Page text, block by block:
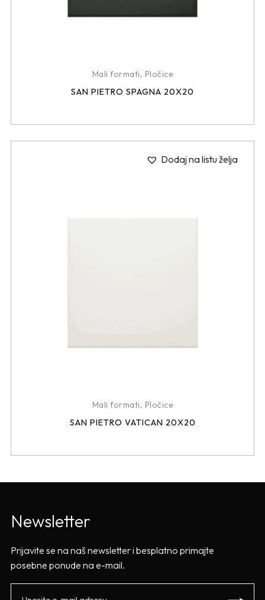
Mali formati, Pločice
SAN PIETRO SPAGNA 20X20
Dodaj na listu želja
Mali formati, Pločice
SAN PIETRO VATICAN 20X20
Newsletter
Prijavite se na naš newsletter i besplatno primajte
posebne ponude na e-mail.